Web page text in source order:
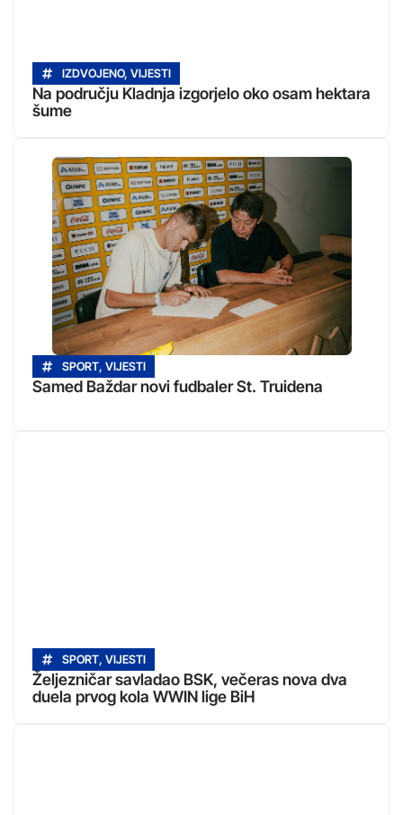
IZDVOJENO, VIJESTI
Na području Kladnja izgorjelo oko osam hektara
šume
SPORT, VIJESTI
Samed Baždar novi fudbaler St. Truidena
SPORT, VIJESTI
Željezničar savladao BSK, večeras nova dva
duela prvog kola WWIN lige BiH